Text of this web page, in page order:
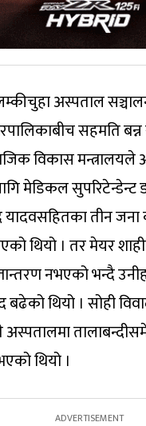
अस्पताल
सहमति
विकास मन्त्रालयले
मेडिकल सुपरिटेन्डेन्ट
तीन जना
थियो । तर मेयर
नभएको भन्दै
बढेको थियो । सोही
थियो ।